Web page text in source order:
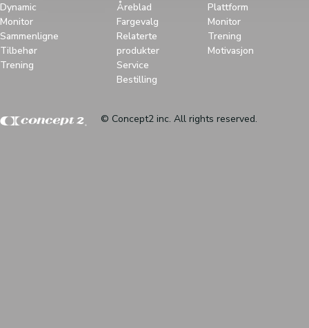
Dynamic
Monitor
Sammenligne
Tilbehør
Trening
Åreblad
Fargevalg
Relaterte
produkter
Service
Bestilling
Plattform
Monitor
Trening
Motivasjon
© Concept2 inc. All rights reserved.